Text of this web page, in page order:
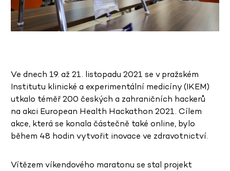
Ve dnech 19. až 21. listopadu 2021 se v pražském
Institutu klinické a experimentální medicíny (IKEM)
utkalo téměř 200 českých a zahraničních hackerů
na akci European Health Hackathon 2021. Cílem
akce, která se konala částečně také online, bylo
během 48 hodin vytvořit inovace ve zdravotnictví.
Vítězem víkendového maratonu se stal projekt